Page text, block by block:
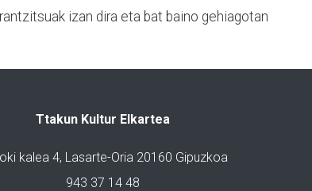
izan dira eta bat baino gehiagotan
Ttakun Kultur Elkartea
kalea 4, Lasarte-Oria 20160 Gipuzkoa
943 37 14 48